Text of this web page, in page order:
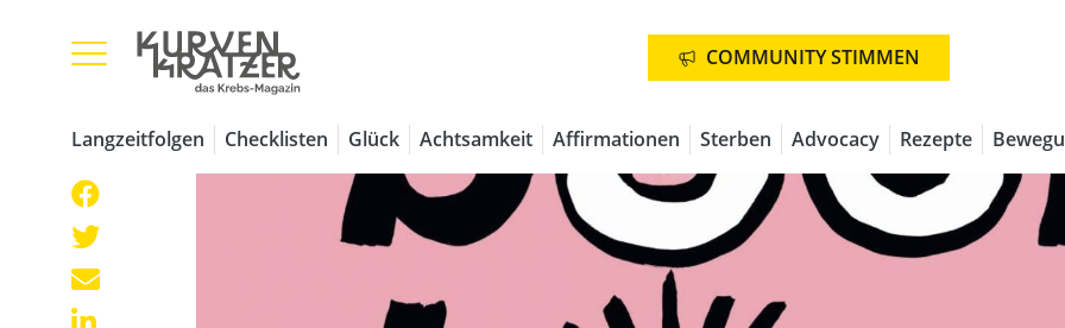
COMMUNITY STIMMEN
Langzeitfolgen Checklisten Glück Achtsamkeit Affirmationen Sterben Advocacy Rezepte